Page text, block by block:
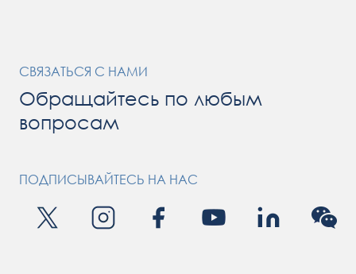
СВЯЗАТЬСЯ С НАМИ
Обращайтесь по любым
вопросам
ПОДПИСЫВАЙТЕСЬ НА НАС